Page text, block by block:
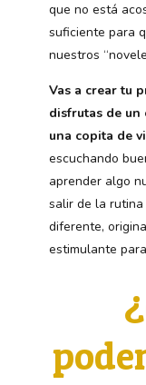
que no está
suficiente para
nuestros
Vas a crear tu
disfrutas de un
una copita de
escuchando
aprender algo
salir de la
diferente,
estimulante